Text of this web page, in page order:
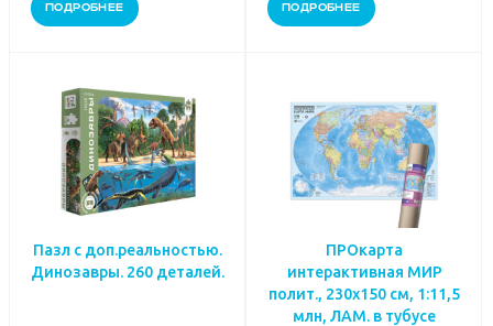
ПОДРОБНЕЕ ПОДРОБНЕЕ
Пазл с доп.реальностью.
Динозавры. 260 деталей.
ПРОкарта
интерактивная МИР
полит., 230х150 см, 1:11,5
млн, ЛАМ. в тубусе